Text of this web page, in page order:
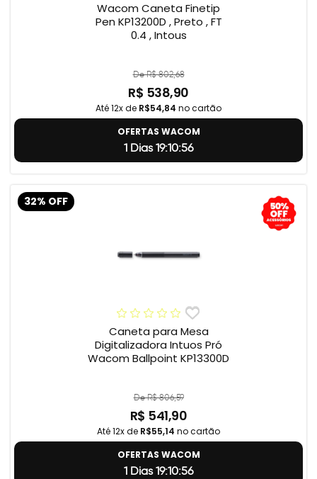
Wacom Caneta Finetip
Pen KP13200D , Preto , FT
0.4 , Intous
De R$ 802,68
R$ 538,90
Até 12x de R$54,84 no cartão
OFERTAS WACOM
1 Dias 19:10:55
32% OFF
Caneta para Mesa
Digitalizadora Intuos Pró
Wacom Ballpoint KP13300D
De R$ 806,59
R$ 541,90
Até 12x de R$55,14 no cartão
OFERTAS WACOM
1 Dias 19:10:55